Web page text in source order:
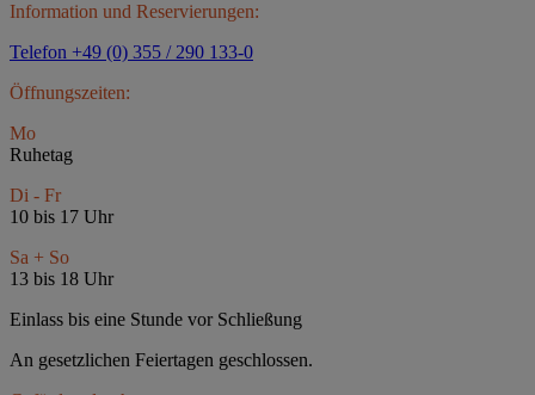
Information und Reservierungen:
Telefon +49 (0) 355 / 290 133-0
Öffnungszeiten:
Mo
Ruhetag
Di - Fr
10 bis 17 Uhr
Sa + So
13 bis 18 Uhr
Einlass bis eine Stunde vor Schließung
An gesetzlichen Feiertagen geschlossen.